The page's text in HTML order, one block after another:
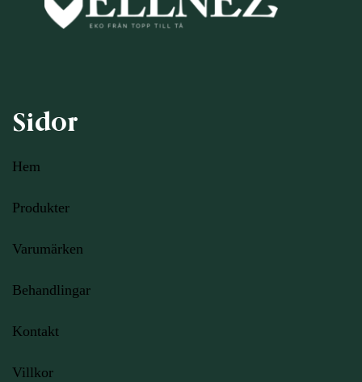
Sidor
Hem
Produkter
Varumärken
Behandlingar
Kontakt
Villkor